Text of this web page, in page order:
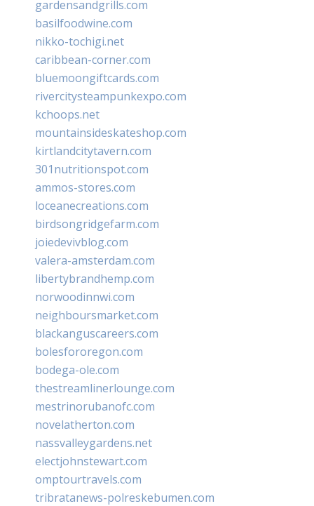
gardensandgrills.com
basilfoodwine.com
nikko-tochigi.net
caribbean-corner.com
bluemoongiftcards.com
rivercitysteampunkexpo.com
kchoops.net
mountainsideskateshop.com
kirtlandcitytavern.com
301nutritionspot.com
ammos-stores.com
loceanecreations.com
birdsongridgefarm.com
joiedevivblog.com
valera-amsterdam.com
libertybrandhemp.com
norwoodinnwi.com
neighboursmarket.com
blackanguscareers.com
bolesfororegon.com
bodega-ole.com
thestreamlinerlounge.com
mestrinorubanofc.com
novelatherton.com
nassvalleygardens.net
electjohnstewart.com
omptourtravels.com
tribratanews-polreskebumen.com